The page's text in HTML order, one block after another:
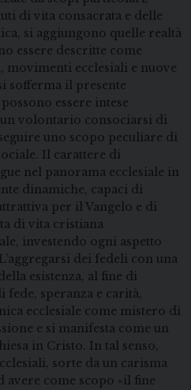
di vita consacrata e delle
si aggiungono quelle realtà
essere descritte come
movimenti ecclesiali e nuove
sofferma il presente
essere intese
volontario consociarsi di
uno scopo peculiare di
Il carattere di
nel panorama ecclesiale in
dinamiche, capaci di
per il Vangelo e di
di vita cristiana
investendo ogni aspetto
dei fedeli con una
esistenza, al fine di
speranza e carità,
ecclesiale come mistero di
e si manifesta come un
in Cristo. In tal senso,
sorte da un carisma
avere come scopo «il fine